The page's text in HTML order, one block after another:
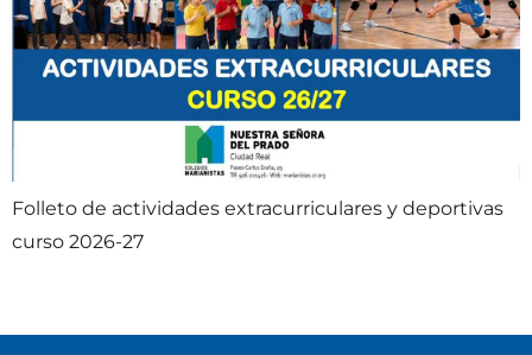
Folleto de actividades extracurriculares y deportivas
curso 2026-27